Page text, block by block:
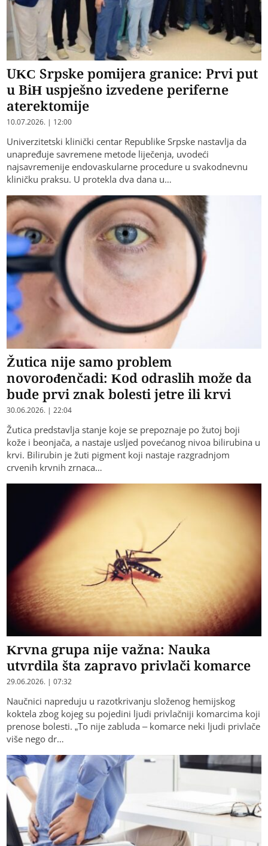
UKC Srpske pomijera granice: Prvi put
u BiH uspješno izvedene periferne
aterektomije
10.07.2026. | 12:00
Univerzitetski klinički centar Republike Srpske nastavlja da
unapređuje savremene metode liječenja, uvodeći
najsavremenije endovaskularne procedure u svakodnevnu
kliničku praksu. U protekla dva dana u…
Žutica nije samo problem
novorođenčadi: Kod odraslih može da
bude prvi znak bolesti jetre ili krvi
30.06.2026. | 22:04
Žutica predstavlja stanje koje se prepoznaje po žutoj boji
kože i beonjača, a nastaje usljed povećanog nivoa bilirubina u
krvi. Bilirubin je žuti pigment koji nastaje razgradnjom
crvenih krvnih zrnaca…
Krvna grupa nije važna: Nauka
utvrdila šta zapravo privlači komarce
29.06.2026. | 07:32
Naučnici napreduju u razotkrivanju složenog hemijskog
koktela zbog kojeg su pojedini ljudi privlačniji komarcima koji
prenose bolesti. „To nije zabluda – komarce neki ljudi privlače
više nego dr…